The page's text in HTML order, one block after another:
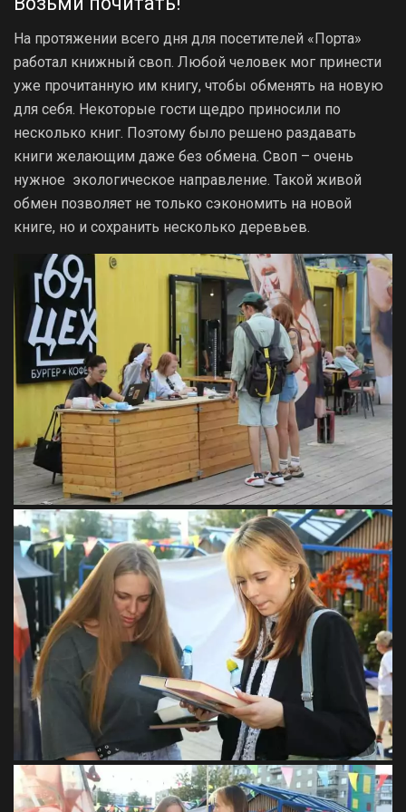
На протяжении всего дня для посетителей «Порта»
работал книжный своп. Любой человек мог принести
уже прочитанную им книгу, чтобы обменять на новую
для себя. Некоторые гости щедро приносили по
несколько книг. Поэтому было решено раздавать
книги желающим даже без обмена. Своп – очень
нужное экологическое направление. Такой живой
обмен позволяет не только сэкономить на новой
книге, но и сохранить несколько деревьев.